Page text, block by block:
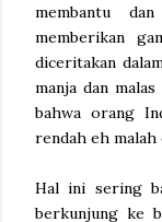
membantu
memberikan
diceritakan
manja dan
bahwa orang
rendah eh malah
Hal ini sering
berkunjung ke